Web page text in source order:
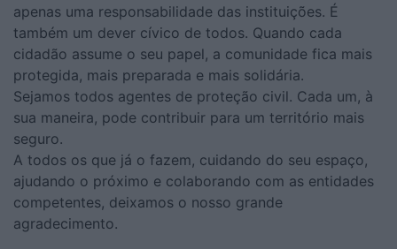
apenas uma responsabilidade das instituições. É
também um dever cívico de todos. Quando cada
cidadão assume o seu papel, a comunidade fica mais
protegida, mais preparada e mais solidária.
Sejamos todos agentes de proteção civil. Cada um, à
sua maneira, pode contribuir para um território mais
seguro.
A todos os que já o fazem, cuidando do seu espaço,
ajudando o próximo e colaborando com as entidades
competentes, deixamos o nosso grande
agradecimento.